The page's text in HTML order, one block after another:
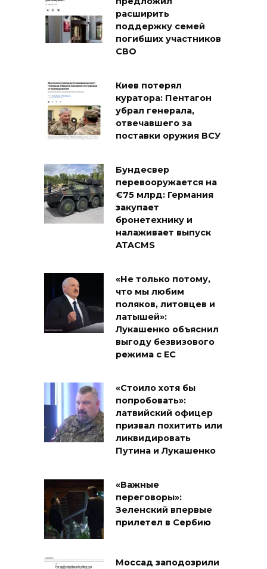
расширить
поддержку семей
погибших участников
СВО
Киев потерял
куратора: Пентагон
убрал генерала,
отвечавшего за
поставки оружия ВСУ
Бундесвер
перевооружается на
€75 млрд: Германия
закупает
бронетехнику и
налаживает выпуск
ATACMS
«Не только потому,
что мы любим
поляков, литовцев и
латышей»:
Лукашенко объяснил
выгоду безвизового
режима с ЕС
«Стоило хотя бы
попробовать»:
латвийский офицер
призвал похитить или
ликвидировать
Путина и Лукашенко
«Важные
переговоры»:
Зеленский впервые
прилетел в Сербию
Моссад заподозрили